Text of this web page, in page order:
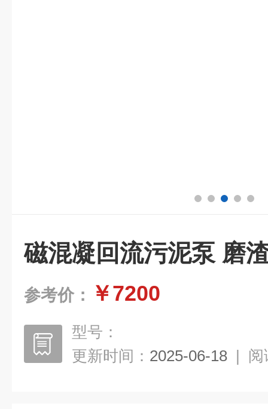
磁混凝回流污泥泵 磨
参考价： ￥7200
型号：
更新时间： 2025-06-18 | 阅